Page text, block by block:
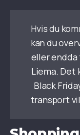
Hvis du
kan du
eller
Liema. Det
Black
transport